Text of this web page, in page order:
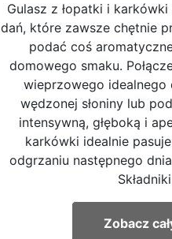
Gulasz z łopatki i
dań, które zawsze chętnie
podać coś
domowego smaku.
wieprzowego idealnego
wędzonej słoniny lub
intensywną, głęboką i
karkówki idealnie
odgrzaniu następnego
Zobacz